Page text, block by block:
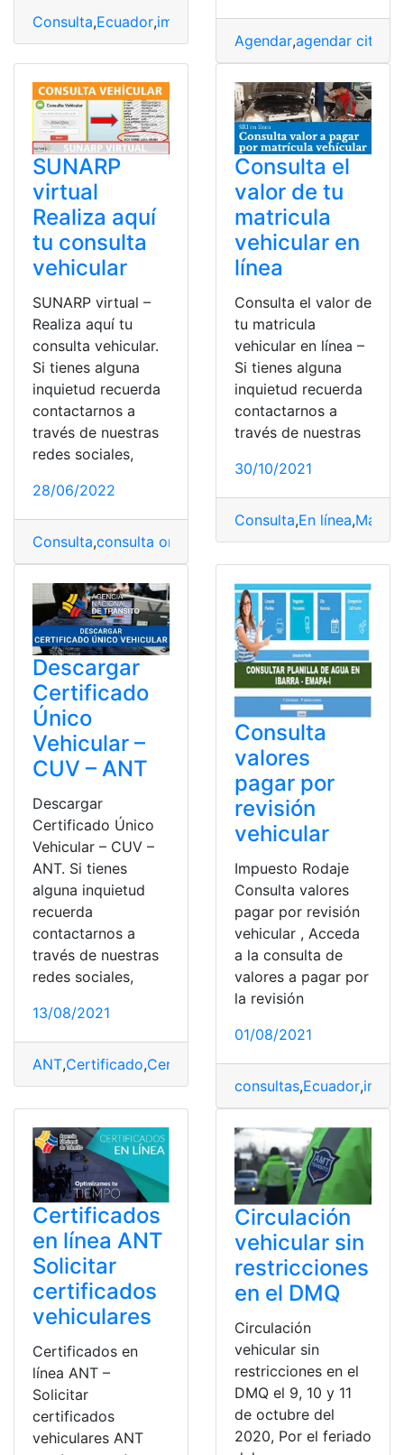
Consulta,Ecuador,impuesto al rodaje,Revisión,valores
Agendar,agendar citas
SUNARP
virtual
Realiza aquí
tu consulta
vehicular
SUNARP virtual –
Realiza aquí tu
consulta vehicular.
Si tienes alguna
inquietud recuerda
contactarnos a
través de nuestras
redes sociales,
28/06/2022
Consulta,consulta online Internet,SUNARP,tecnologia
Consulta el
valor de tu
matricula
vehicular en
línea
Consulta el valor de
tu matricula
vehicular en línea –
Si tienes alguna
inquietud recuerda
contactarnos a
través de nuestras
30/10/2021
Consulta,En línea,
Descargar
Certificado
Único
Vehicular –
CUV – ANT
Descargar
Certificado Único
Vehicular – CUV –
ANT. Si tienes
alguna inquietud
recuerda
contactarnos a
través de nuestras
redes sociales,
13/08/2021
ANT,Certificado,Certificado Único Vehicular,CUV,
Consulta
valores
pagar por
revisión
vehicular
Impuesto Rodaje
Consulta valores
pagar por revisión
vehicular , Acceda
a la consulta de
valores a pagar por
la revisión
01/08/2021
consultas,Ecuador,
Certificados
en línea ANT
Solicitar
certificados
vehiculares
Certificados en
línea ANT –
Solicitar
certificados
vehiculares ANT
Circulación
vehicular sin
restricciones
en el DMQ
Circulación
vehicular sin
restricciones en el
DMQ el 9, 10 y 11
de octubre del
2020, Por el feriado